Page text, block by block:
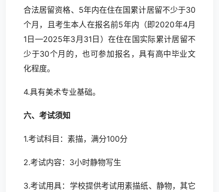
合法居留资格、5年内在住在国累计居留不少于30
个月，且考生本人在报名前5年内（即2020年4月
1日—2025年3月31日）在住在国实际累计居留不
少于30个月的，也可参加报名，具有高中毕业文
化程度。
4.具有美术专业基础。
六、考试须知
1.考试科目：素描，满分100分
2.考试内容：3小时静物写生
3.考试用具：学校提供考试用素描纸、静物，其它